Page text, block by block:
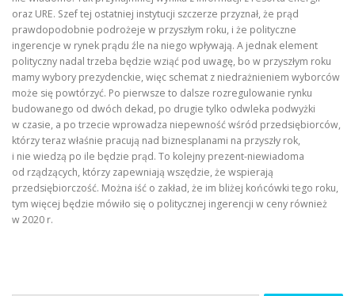
oraz URE. Szef tej ostatniej instytucji szczerze przyznał, że prąd
prawdopodobnie podrożeje w przyszłym roku, i że polityczne
ingerencje w rynek prądu źle na niego wpływają. A jednak element
polityczny nadal trzeba będzie wziąć pod uwagę, bo w przyszłym roku
mamy wybory prezydenckie, więc schemat z niedrażnieniem wyborców
może się powtórzyć. Po pierwsze to dalsze rozregulowanie rynku
budowanego od dwóch dekad, po drugie tylko odwleka podwyżki
w czasie, a po trzecie wprowadza niepewność wśród przedsiębiorców,
którzy teraz właśnie pracują nad biznesplanami na przyszły rok,
i nie wiedzą po ile będzie prąd. To kolejny prezent-niewiadoma
od rządzących, którzy zapewniają wszędzie, że wspierają
przedsiębiorczość. Można iść o zakład, że im bliżej końcówki tego roku,
tym więcej będzie mówiło się o politycznej ingerencji w ceny również
w 2020 r.